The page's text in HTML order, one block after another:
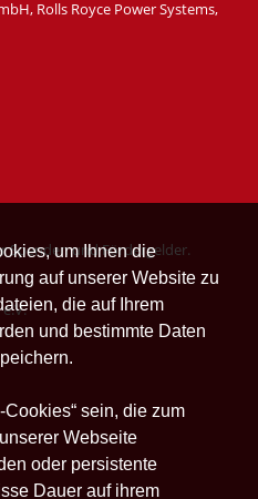
um Ihnen die
auf unserer Website zu
die auf Ihrem
und bestimmte Daten
sein, die zum
Webseite
oder persistente
Dauer auf ihrem
Rolls Royce Power Systems,
Spenden und Fördergelder.